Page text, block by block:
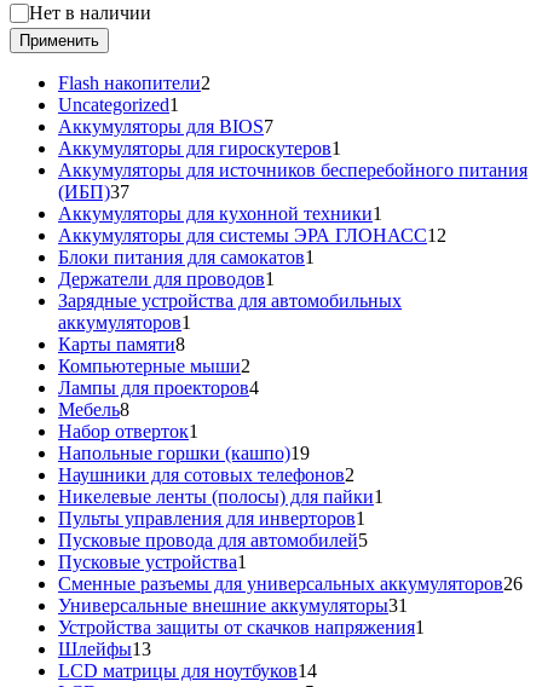
Статус
Нет в наличии
Применить
Flash накопители2
Uncategorized1
товар
Аккумуляторы для BIOS77
товаров
Аккумуляторы для гироскутеров1
товар
Аккумуляторы для источников бесперебойного питания
(ИБП)3737
товаров
Аккумуляторы для кухонной техники1
товар
Аккумуляторы для системы ЭРА ГЛОНАСС12
Блоки питания для самокатов1
Держатели для проводов1
товар
Зарядные устройства для автомобильных
аккумуляторов1
Карты памяти88
товаров
Компьютерные мыши2
товара
Лампы для проекторов44
Мебель88
товаров
Набор отверток1
товар
Напольные горшки (кашпо)1919
товаров
Наушники для сотовых телефонов2
товара
Никелевые ленты (полосы) для пайки1
Пульты управления для инверторов1
товар
Пусковые провода для автомобилей55
Пусковые устройства1
товар
Сменные разъемы для универсальных аккумуляторов2626
Универсальные внешние аккумуляторы31
товар
Устройства защиты от скачков напряжения1
Шлейфы1313
товаров
LCD матрицы для ноутбуков1414